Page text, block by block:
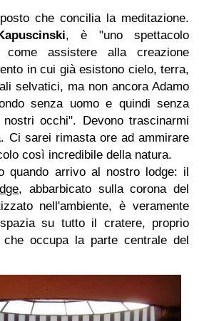
che concilia la meditazione.
, è "uno spettacolo
come assistere alla creazione
in cui già esistono cielo, terra,
selvatici, ma non ancora Adamo
senza uomo e quindi senza
occhi". Devono trascinarmi
Ci sarei rimasta ore ad ammirare
così incredibile della natura.
quando arrivo al nostro lodge: il
, abbarbicato sulla corona del
nell'ambiente, è veramente
su tutto il cratere, proprio
occupa la parte centrale del